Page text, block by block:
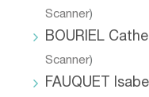
Scanner)
BOURIEL
Scanner)
FAUQUET